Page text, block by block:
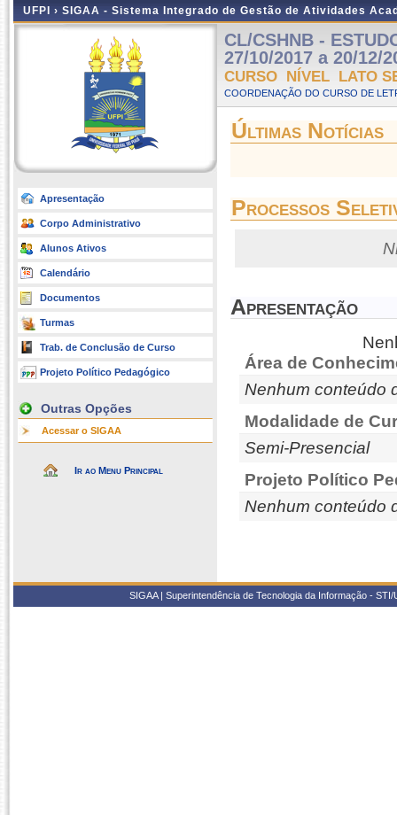
UFPI › SIGAA - Sistema Integrado de Gestão de Atividades
Apresentação
Corpo Administrativo
Alunos Ativos
Calendário
Documentos
Turmas
Trab. de Conclusão de Curso
Projeto Político Pedagógico
Outras Opções
Acessar o SIGAA
Ir ao Menu Principal
CL/CSHNB -
27/10/2017 a 20/12/
CURSO NÍVEL LATO
COORDENAÇÃO DO CURSO DE
Últimas Notícias
Processos
Apresentação
Área de
Nenhum conteúdo
Modalidade de
Semi-Presencial
Projeto Político
Nenhum conteúdo
SIGAA | Superintendência de Tecnologia da Informação -